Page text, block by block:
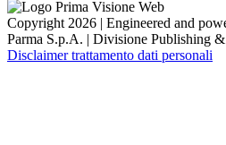
Copyright 2026 | Engineered and
Parma S.p.A. | Divisione Publishing
Disclaimer trattamento dati personali